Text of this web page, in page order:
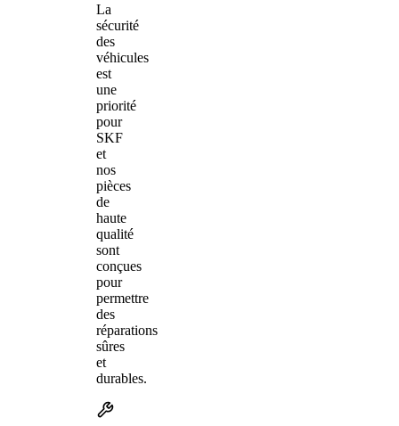
La
sécurité
des
véhicules
est
une
priorité
pour
SKF
et
nos
pièces
de
haute
qualité
sont
conçues
pour
permettre
des
réparations
sûres
et
durables.